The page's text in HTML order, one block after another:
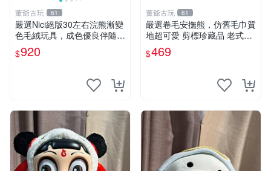
董爺古玩 61
嚴選Nici絕版30左右浣熊漸變
色毛絨玩具，成色優良伴隨原
廠牌標 浣熊 玩具 毛絨
$920
董爺古玩 61
嚴選卷毛安撫熊，仿舊毛巾質
地超可愛 剪標珍藏品 老式毛
巾質地 安撫熊 款式
$469